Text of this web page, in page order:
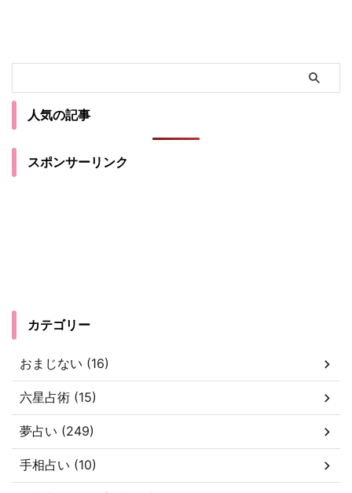
人気の記事
スポンサーリンク
カテゴリー
おまじない (16)
六星占術 (15)
夢占い (249)
手相占い (10)